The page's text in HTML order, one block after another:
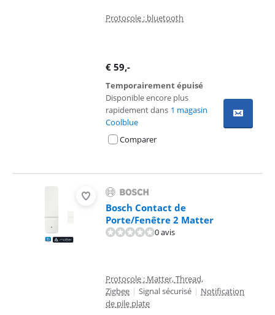
Protocole : bluetooth
€ 59,-
Temporairement épuisé
Disponible encore plus
rapidement dans 1 magasin
Coolblue
Comparer
Bosch Contact de
Porte/Fenêtre 2 Matter
0 avis
Protocole : Matter, Thread,
Zigbee | Signal sécurisé | Notification
de pile plate